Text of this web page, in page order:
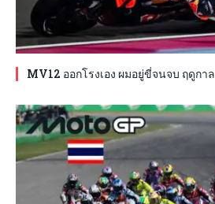
MV12 ออกโรงเอง ผมอยู่ขี่จนจบ ฤดูกาล